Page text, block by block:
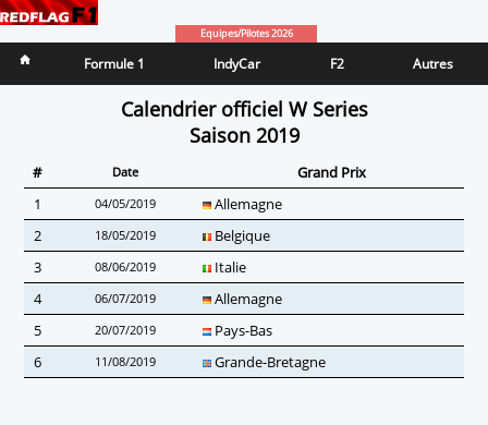
Equipes/Pilotes 2026
Formule 1 IndyCar F2 Autres
Calendrier officiel W Series
Saison 2019
# Date
Grand Prix
1
04/05/2019
Allemagne
2
18/05/2019
Belgique
3
08/06/2019
Italie
4
06/07/2019
Allemagne
5
20/07/2019
Pays-Bas
6
11/08/2019 Grande-Bretagne